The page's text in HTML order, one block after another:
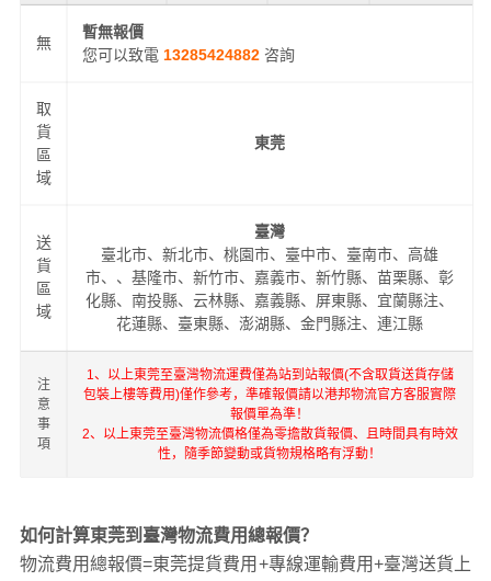
務，為客戶的物流運輸提供全程支持和服務。
運
輸
方
式
無
您可以致電13285424882咨詢
取
貨
東莞
送
臺灣
臺北市、新北市、桃園市、臺中市、臺南市、高雄
注
1、以上東莞至臺灣物流運費僅為站到站報價(不含取貨送貨存儲